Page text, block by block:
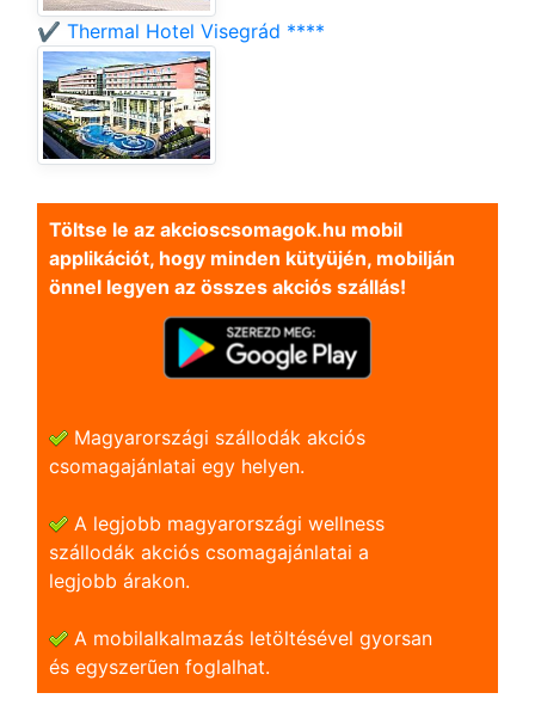
✔️ Thermal Hotel Visegrád ****
Töltse le az akcioscsomagok.hu mobil
applikációt, hogy minden kütyüjén, mobilján
önnel legyen az összes akciós szállás!
Magyarországi szállodák akciós
csomagajánlatai egy helyen.
A legjobb magyarországi wellness
szállodák akciós csomagajánlatai a
legjobb árakon.
A mobilalkalmazás letöltésével gyorsan
és egyszerũen foglalhat.